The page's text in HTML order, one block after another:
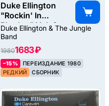
Duke Ellington
"Rockin' In
Rhythm" Vol. 3
(1929-1931)
(USA), 1970
Duke Ellington & The Jungle
Band
19801683 ₽
–15%
ПЕРЕИЗДАНИЕ 1980
РЕДКИЙ
СБОРНИК